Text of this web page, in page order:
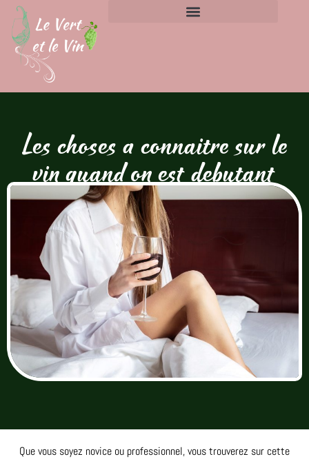
Les choses a connaitre sur le
vin quand on est debutant
Que vous soyez novice ou professionnel, vous trouverez sur cette